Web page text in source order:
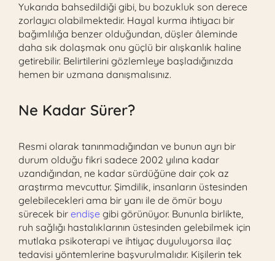
Yukarıda bahsedildiği gibi, bu bozukluk son derece
zorlayıcı olabilmektedir. Hayal kurma ihtiyacı bir
bağımlılığa benzer olduğundan, düşler âleminde
daha sık dolaşmak onu güçlü bir alışkanlık haline
getirebilir. Belirtilerini gözlemleye başladığınızda
hemen bir uzmana danışmalısınız.
Ne Kadar Sürer?
Resmi olarak tanınmadığından ve bunun ayrı bir
durum olduğu fikri sadece 2002 yılına kadar
uzandığından, ne kadar sürdüğüne dair çok az
araştırma mevcuttur. Şimdilik, insanların üstesinden
gelebilecekleri ama bir yanı ile de ömür boyu
sürecek bir endişe gibi görünüyor. Bununla birlikte,
ruh sağlığı hastalıklarının üstesinden gelebilmek için
mutlaka psikoterapi ve ihtiyaç duyuluyorsa ilaç
tedavisi yöntemlerine başvurulmalıdır. Kişilerin tek